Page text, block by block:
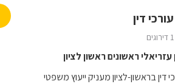
דין
1 דירוגים
דין בראשון-לציון מעניק ייעוץ משפטי